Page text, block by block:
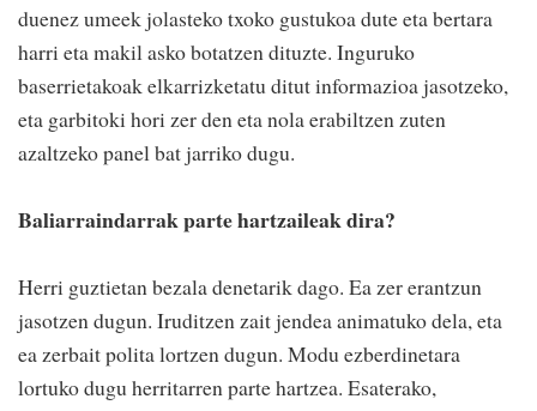
duenez umeek jolasteko txoko gustukoa dute eta bertara
harri eta makil asko botatzen dituzte. Inguruko
baserrietakoak elkarrizketatu ditut informazioa jasotzeko,
eta garbitoki hori zer den eta nola erabiltzen zuten
azaltzeko panel bat jarriko dugu.
Baliarraindarrak parte hartzaileak dira?
Herri guztietan bezala denetarik dago. Ea zer erantzun
jasotzen dugun. Iruditzen zait jendea animatuko dela, eta
ea zerbait polita lortzen dugun. Modu ezberdinetara
lortuko dugu herritarren parte hartzea. Esaterako,